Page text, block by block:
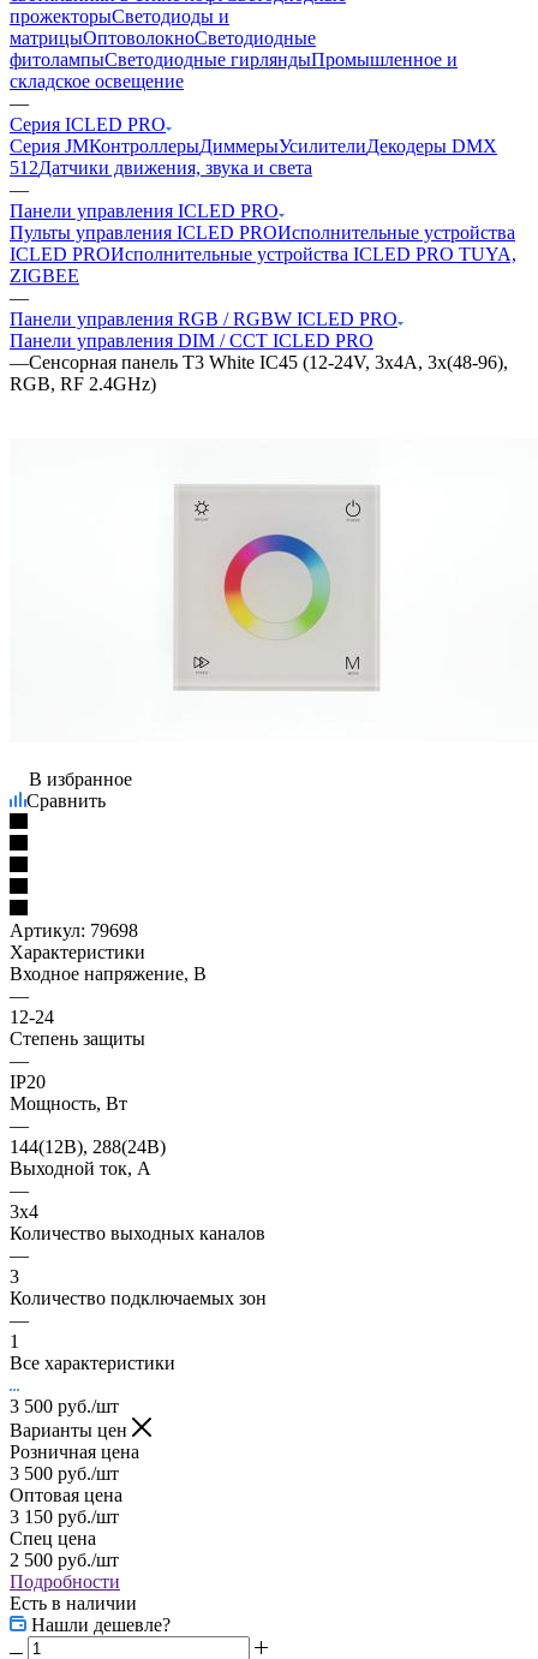
прожекторыСветодиоды и
матрицыОптоволокноСветодиодные
фитолампыСветодиодные гирляндыПромышленное и
складское освещение
—
Серия ICLED PRO
Серия JMКонтроллерыДиммерыУсилителиДекодеры DMX
512Датчики движения, звука и света
—
Панели управления ICLED PRO
Пульты управления ICLED PROИсполнительные устройства
ICLED PROИсполнительные устройства ICLED PRO TUYA,
ZIGBEE
—
Панели управления RGB / RGBW ICLED PRO
Панели управления DIM / CCT ICLED PRO
—Сенсорная панель T3 White IC45 (12-24V, 3x4A, 3x(48-96),
RGB, RF 2.4GHz)
В избранное
Сравнить
Артикул: 79698
Характеристики
Входное напряжение, В
—
12-24
Степень защиты
—
IP20
Мощность, Вт
—
144(12В), 288(24В)
Выходной ток, А
—
3x4
Количество выходных каналов
—
3
Количество подключаемых зон
—
1
Все характеристики
3 500 руб./шт
Варианты цен
Розничная цена
3 500 руб./шт
Оптовая цена
3 150 руб./шт
Спец цена
2 500 руб./шт
Подробности
Есть в наличии
Нашли дешевле?